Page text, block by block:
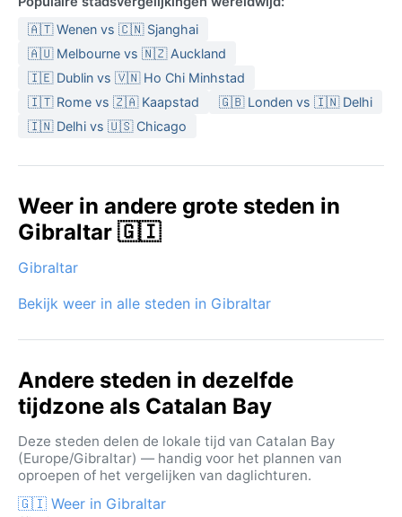
🇦🇹 Wenen vs 🇨🇳 Sjanghai
🇦🇺 Melbourne vs 🇳🇿 Auckland
🇮🇪 Dublin vs 🇻🇳 Ho Chi Minhstad
🇮🇹 Rome vs 🇿🇦 Kaapstad
🇬🇧 Londen vs 🇮🇳 Delhi
🇮🇳 Delhi vs 🇺🇸 Chicago
Weer in andere grote steden in
Gibraltar 🇬🇮
Gibraltar
Bekijk weer in alle steden in Gibraltar
Andere steden in dezelfde
tijdzone als Catalan Bay
Deze steden delen de lokale tijd van Catalan Bay
(Europe/Gibraltar) — handig voor het plannen van
oproepen of het vergelijken van daglichturen.
🇬🇮 Weer in Gibraltar